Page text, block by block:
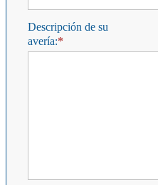
Descripción de su
avería: